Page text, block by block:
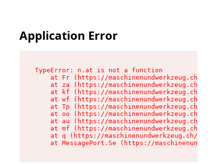
Application Error
TypeError: n.at is not a function
at Fr (https://maschinenundwerkzeug.ch/
at za (https://maschinenundwerkzeug.ch/
at kf (https://maschinenundwerkzeug.ch/
at wf (https://maschinenundwerkzeug.ch/
at Tp (https://maschinenundwerkzeug.ch/
at oo (https://maschinenundwerkzeug.ch/
at au (https://maschinenundwerkzeug.ch/
at mf (https://maschinenundwerkzeug.ch/
at q (https://maschinenundwerkzeug.ch/
at MessagePort.Se (https://